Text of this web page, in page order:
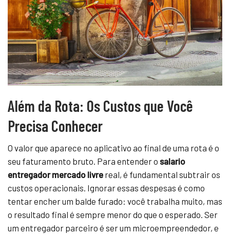
Além da Rota: Os Custos que Você
Precisa Conhecer
O valor que aparece no aplicativo ao final de uma rota é o
seu faturamento bruto. Para entender o salario
entregador mercado livre real, é fundamental subtrair os
custos operacionais. Ignorar essas despesas é como
tentar encher um balde furado: você trabalha muito, mas
o resultado final é sempre menor do que o esperado. Ser
um entregador parceiro é ser um microempreendedor, e